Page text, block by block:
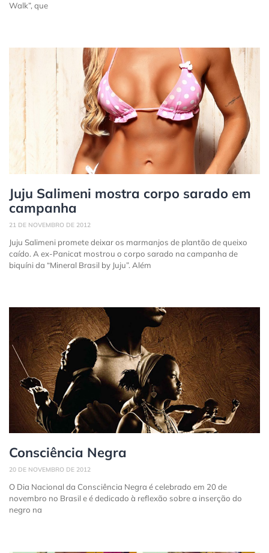
Walk”, que
Juju Salimeni mostra corpo sarado em
campanha
21 DE NOVEMBRO DE 2012
Juju Salimeni promete deixar os marmanjos de plantão de queixo
caído. A ex-Panicat mostrou o corpo sarado na campanha de
biquíni da “Mineral Brasil by Juju”. Além
Consciência Negra
20 DE NOVEMBRO DE 2012
O Dia Nacional da Consciência Negra é celebrado em 20 de
novembro no Brasil e é dedicado à reflexão sobre a inserção do
negro na